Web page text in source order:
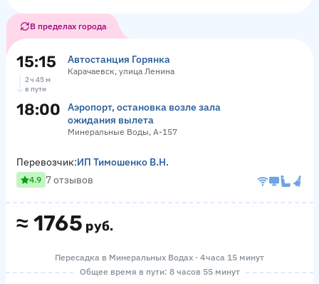
В пределах города
15:15 Автостанция Горянка
Карачаевск, улица Ленина
2 ч 45 м
в пути
18:00
Аэропорт, остановка возле зала
ожидания вылета
Минеральные Воды, А-157
≈ 1765 руб.
Перевозчик:ИП Тимошенко В.Н.
4.9 7 отзывов
Пересадка в Минеральных Водах · 4 часа 15 минут
Общее время в пути: 8 часов 55 минут